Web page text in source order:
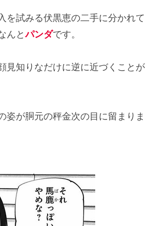
を試みる伏黒恵の二手に分かれて
んとパンダです。
見知りなだけに逆に近づくことが
姿が胴元の秤金次の目に留まりま